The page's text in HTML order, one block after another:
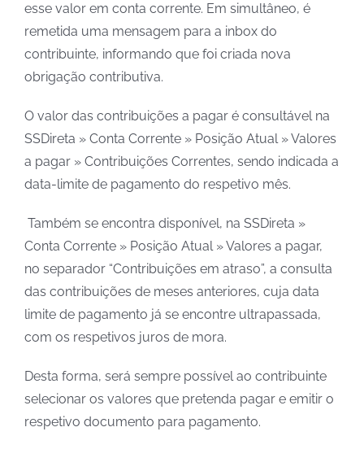
esse valor em conta corrente. Em simultâneo, é
remetida uma mensagem para a inbox do
contribuinte, informando que foi criada nova
obrigação contributiva.
O valor das contribuições a pagar é consultável na
SSDireta » Conta Corrente » Posição Atual » Valores
a pagar » Contribuições Correntes, sendo indicada a
data-limite de pagamento do respetivo mês.
Também se encontra disponível, na SSDireta »
Conta Corrente » Posição Atual » Valores a pagar,
no separador “Contribuições em atraso​”, a consulta
das contribuições de meses anteriores, cuja data
limite de pagamento já se encontre ultrapassada,
com os respetivos juros de mora.
Desta forma, será sempre possível ao contribuinte
selecionar os valores que pretenda pagar e emitir o
respetivo documento para pagamento.